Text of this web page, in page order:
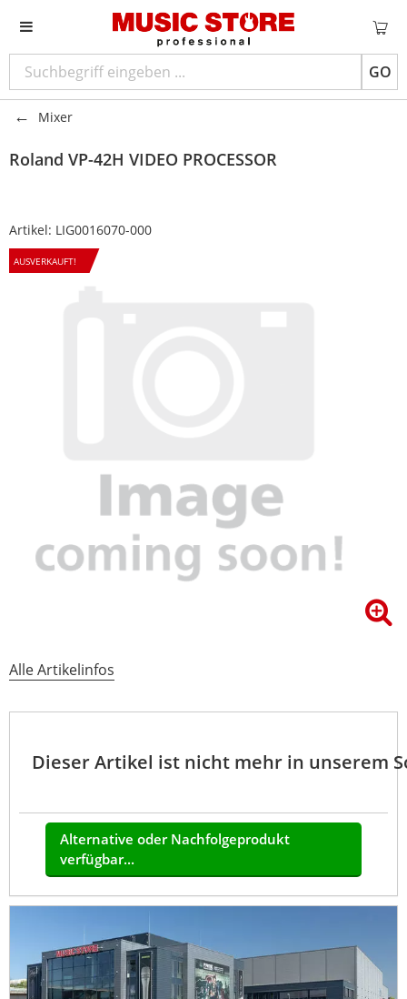
GO
Mixer
Roland VP-42H VIDEO PROCESSOR
Artikel: LIG0016070-000
AUSVERKAUFT!
Alle Artikelinfos
Dieser Artikel ist nicht mehr in unserem
Alternative oder Nachfolgeprodukt
verfügbar...